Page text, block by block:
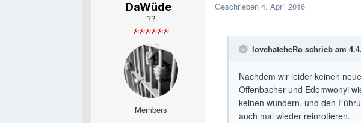
DaWüde
??
Members
Geschrieben 4. April 2016
lovehateheRo schrieb am
Nachdem wir leider keinen
Offenbacher und Edomwonyi
keinen wundern, und den
auch mal wieder reinrotieren.